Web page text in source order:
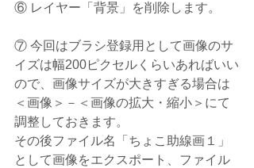
⑥ レイヤー「背景」を削除します。
⑦ 今回はブラシ登録用として画像のサ
イズは幅200ピクセルくらいあればいい
ので、画像サイズが大きすぎる場合は
＜画像＞－＜画像の拡大・縮小＞にて
調整しておきます。
その後ファイル名「ちょこ助線画１」
として画像をエクスポート、ファイル